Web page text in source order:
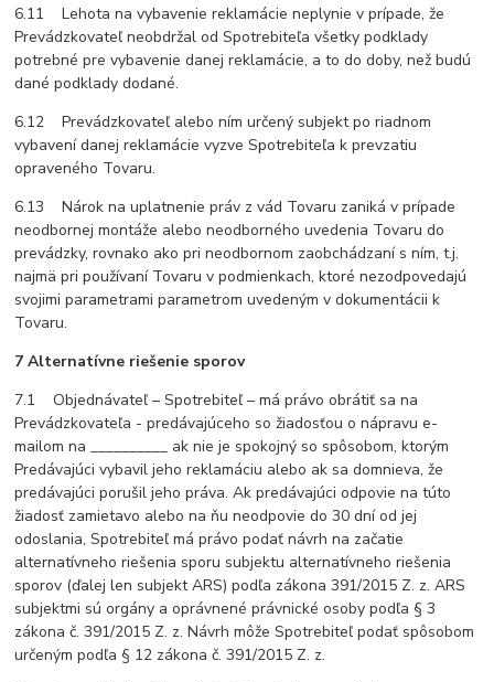
6.11 Lehota na vybavenie reklamácie neplynie v prípade, že
Prevádzkovateľ neobdržal od Spotrebiteľa všetky podklady
potrebné pre vybavenie danej reklamácie, a to do doby, než budú
dané podklady dodané.
6.12 Prevádzkovateľ alebo ním určený subjekt po riadnom
vybavení danej reklamácie vyzve Spotrebiteľa k prevzatiu
opraveného Tovaru.
6.13 Nárok na uplatnenie práv z vád Tovaru zaniká v prípade
neodbornej montáže alebo neodborného uvedenia Tovaru do
prevádzky, rovnako ako pri neodbornom zaobchádzaní s ním, t.j.
najmä pri používaní Tovaru v podmienkach, ktoré nezodpovedajú
svojimi parametrami parametrom uvedeným v dokumentácii k
Tovaru.
7 Alternatívne riešenie sporov
7.1 Objednávateľ – Spotrebiteľ – má právo obrátiť sa na
Prevádzkovateľa - predávajúceho so žiadosťou o nápravu e-
mailom na __________ ak nie je spokojný so spôsobom, ktorým
Predávajúci vybavil jeho reklamáciu alebo ak sa domnieva, že
predávajúci porušil jeho práva. Ak predávajúci odpovie na túto
žiadosť zamietavo alebo na ňu neodpovie do 30 dní od jej
odoslania, Spotrebiteľ má právo podať návrh na začatie
alternatívneho riešenia sporu subjektu alternatívneho riešenia
sporov (ďalej len subjekt ARS) podľa zákona 391/2015 Z. z. ARS
subjektmi sú orgány a oprávnené právnické osoby podľa § 3
zákona č. 391/2015 Z. z. Návrh môže Spotrebiteľ podať spôsobom
určeným podľa § 12 zákona č. 391/2015 Z. z.